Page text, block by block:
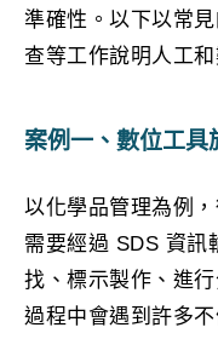
準確性。以下以常
查等工作說明人工
案例一、數位工
以化學品管理為例
需要經過 SDS 資訊
找、標示製作、進
過程中會遇到許多